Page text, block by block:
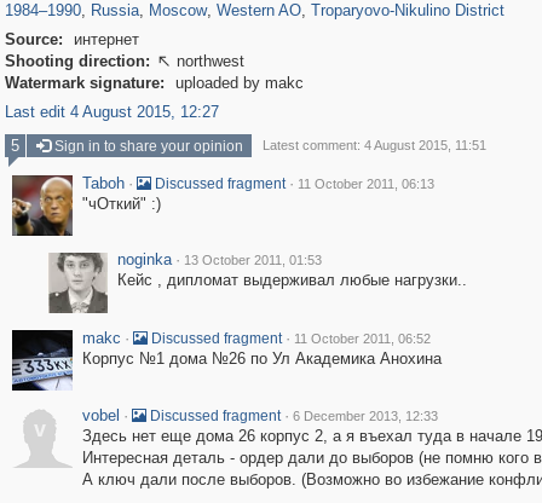
1984–1990, Russia, Moscow, Western AO, Troparyovo-Nikulino District
Source:
интернет
Shooting direction:  northwest
Watermark signature:
uploaded by makc
Last edit 4 August 2015, 12:27
5
Sign in to share your opinion Latest comment: 4 August 2015, 11:51
Taboh · Discussed fragment · 11 October 2011, 06:13
"чОткий" :)
noginka · 13 October 2011, 01:53
Кейс , дипломат выдерживал любые нагрузки..
makc · Discussed fragment · 11 October 2011, 06:52
Корпус №1 дома №26 по Ул Академика Анохина
v
vobel · Discussed fragment · 6 December 2013, 12:33
Здесь нет еще дома 26 корпус 2, а я въехал туда в начале
Интересная деталь - ордер дали до выборов (не помню кого
А ключ дали после выборов. (Возможно во избежание